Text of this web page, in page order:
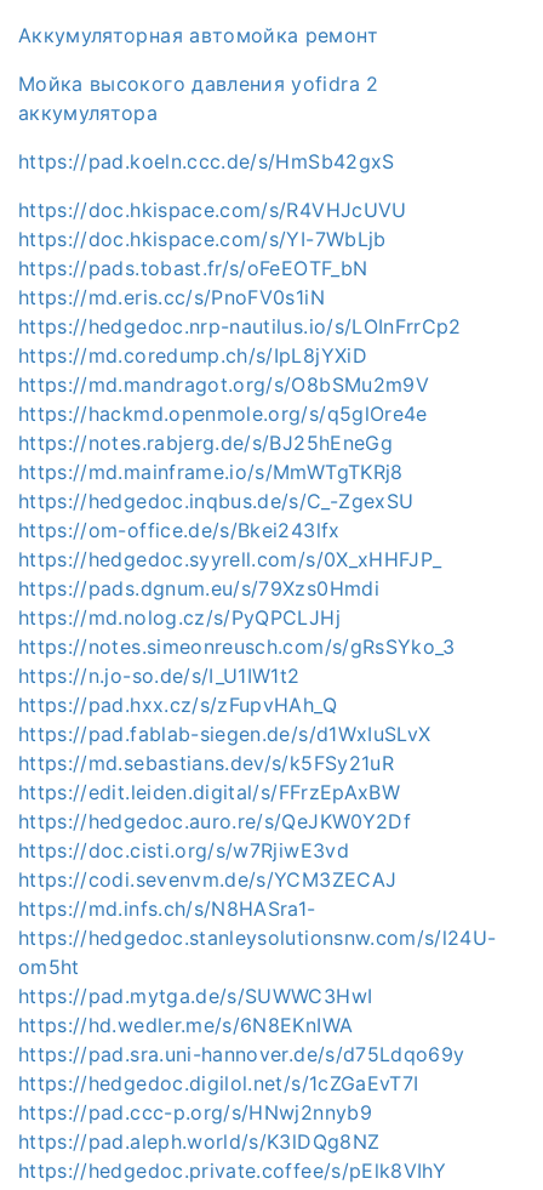
Аккумуляторная автомойка ремонт
Мойка высокого давления yofidra 2
аккумулятора
https://pad.koeln.ccc.de/s/HmSb42gxS
https://doc.hkispace.com/s/R4VHJcUVU
https://doc.hkispace.com/s/YI-7WbLjb
https://pads.tobast.fr/s/oFeEOTF_bN
https://md.eris.cc/s/PnoFV0s1iN
https://hedgedoc.nrp-nautilus.io/s/LOInFrrCp2
https://md.coredump.ch/s/IpL8jYXiD
https://md.mandragot.org/s/O8bSMu2m9V
https://hackmd.openmole.org/s/q5glOre4e
https://notes.rabjerg.de/s/BJ25hEneGg
https://md.mainframe.io/s/MmWTgTKRj8
https://hedgedoc.inqbus.de/s/C_-ZgexSU
https://om-office.de/s/Bkei243lfx
https://hedgedoc.syyrell.com/s/0X_xHHFJP_
https://pads.dgnum.eu/s/79Xzs0Hmdi
https://md.nolog.cz/s/PyQPCLJHj
https://notes.simeonreusch.com/s/gRsSYko_3
https://n.jo-so.de/s/I_U1IW1t2
https://pad.hxx.cz/s/zFupvHAh_Q
https://pad.fablab-siegen.de/s/d1WxIuSLvX
https://md.sebastians.dev/s/k5FSy21uR
https://edit.leiden.digital/s/FFrzEpAxBW
https://hedgedoc.auro.re/s/QeJKW0Y2Df
https://doc.cisti.org/s/w7RjiwE3vd
https://codi.sevenvm.de/s/YCM3ZECAJ
https://md.infs.ch/s/N8HASra1-
https://hedgedoc.stanleysolutionsnw.com/s/l24U-
om5ht
https://pad.mytga.de/s/SUWWC3HwI
https://hd.wedler.me/s/6N8EKnIWA
https://pad.sra.uni-hannover.de/s/d75Ldqo69y
https://hedgedoc.digilol.net/s/1cZGaEvT7I
https://pad.ccc-p.org/s/HNwj2nnyb9
https://pad.aleph.world/s/K3lDQg8NZ
https://hedgedoc.private.coffee/s/pElk8VIhY